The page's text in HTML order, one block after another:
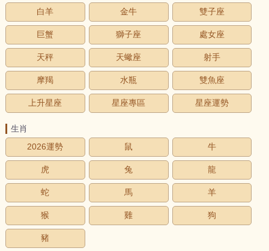
白羊
金牛 雙子座
巨蟹 獅子座 處女座
天秤 天蠍座 射手
摩羯 水瓶 雙魚座
上升星座 星座專區 星座運勢
生肖
2026運勢
鼠 牛
虎 兔 龍
蛇 馬 羊
猴 雞 狗
豬